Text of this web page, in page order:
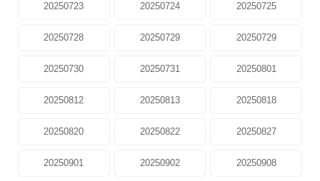
20250723 20250724 20250725
20250728 20250729 20250729
20250730 20250731 20250801
20250812 20250813 20250818
20250820 20250822 20250827
20250901 20250902 20250908